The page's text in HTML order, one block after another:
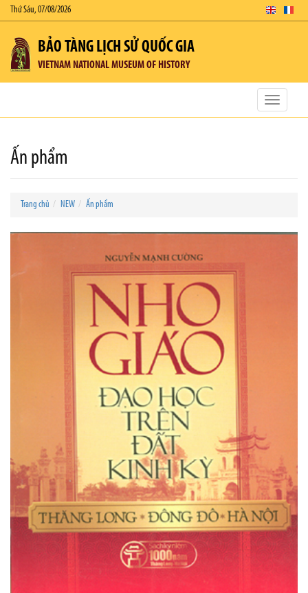
Thứ Sáu, 07/08/2026
BẢO TÀNG LỊCH SỬ QUỐC GIA
VIETNAM NATIONAL MUSEUM OF HISTORY
Toggle
Ấn phẩm
Trang chủ NEW Ấn phẩm